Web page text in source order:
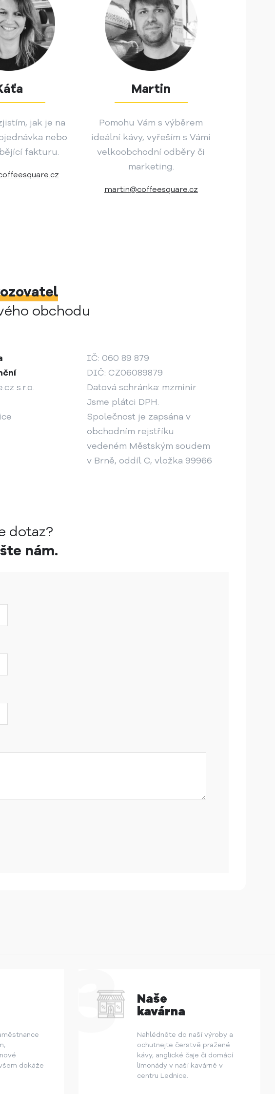
jak je na
nebo
fakturu.
Martin
Pomohu Vám s výběrem
ideální kávy, vyřeším s Vámi
velkoobchodní odběry či
marketing.
martin@coffeesquare.cz
obchodu
s.r.o.
IČ: 060 89 879
DIČ: CZ06089879
Datová schránka: mzminir
Jsme plátci DPH.
Společnost je zapsána v
obchodním rejstříku
vedeném Městským soudem
v Brně, oddíl C, vložka 99966
dotaz?
nám.
dokáže
Naše
kavárna
Nahlédněte do naší výroby a
ochutnejte čerstvě pražené
kávy, anglické čaje či domácí
limonády v naší kavárně v
centru Lednice.